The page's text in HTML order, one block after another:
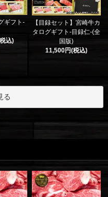
ギフト-
込)
【目録セット】宮崎牛カ
タログギフト-目録仁-(全
国版)
11,500円(税込)
る